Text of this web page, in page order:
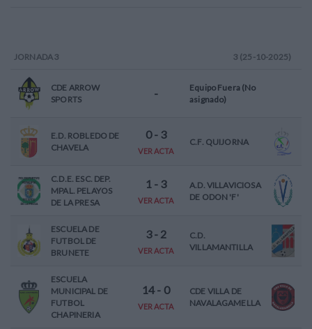
JORNADA 3 3 (25-10-2025)
CDE ARROW
SPORTS
-
Equipo Fuera (No
asignado)
E.D. ROBLEDO DE
CHAVELA
0- 3
VER ACTA
C.F. QUIJORNA
C.D.E. ESC. DEP.
MPAL. PELAYOS
DE LA PRESA
1 - 3
VER ACTA
A.D. VILLAVICIOSA
DE ODON 'F'
ESCUELA DE
FUTBOL DE
BRUNETE
3- 2
VER ACTA
C.D.
VILLAMANTILLA
ESCUELA
MUNICIPAL DE
FUTBOL
CHAPINERIA
14- 0
VER ACTA
CDE VILLA DE
NAVALAGAMELLA